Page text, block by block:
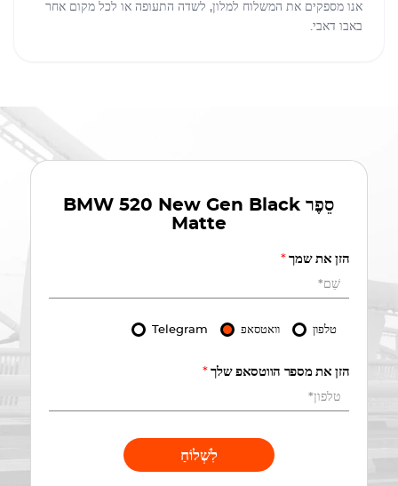
אנו מספקים את המשלוח למלון, לשדה התעופה או לכל מקום אחר
באבו דאבי.
סֵפֶר BMW 520 New Gen Black
Matte
הזן את שמך*
טלפון וואטסאפ Telegram
הזן את מספר הווטסאפ שלך*
לִשְׁלוֹחַ